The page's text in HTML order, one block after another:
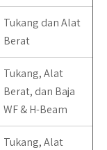
Tukang dan Alat
Berat
Tukang, Alat
Berat, dan Baja
WF & H-Beam
Tukang, Alat